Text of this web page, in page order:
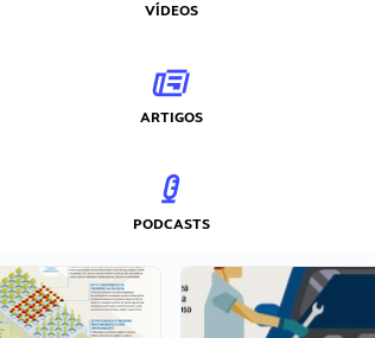
VÍDEOS
ARTIGOS
PODCASTS